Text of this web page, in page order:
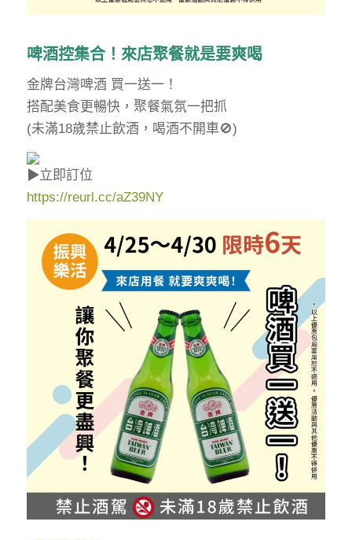
啤酒控集合！來店聚餐就是要爽喝
金牌台灣啤酒 買一送一！
搭配美食更暢快，聚餐氣氛一把抓
(未滿18歲禁止飲酒，喝酒不開車🚫)
立即訂位
https://reurl.cc/aZ39NY